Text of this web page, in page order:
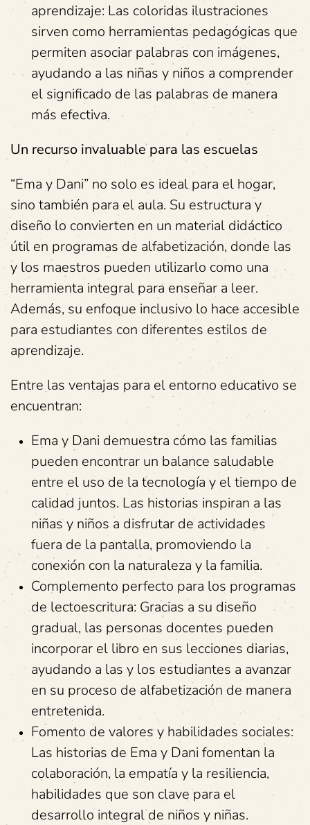
aprendizaje: Las coloridas ilustraciones
sirven como herramientas pedagógicas que
permiten asociar palabras con imágenes,
ayudando a las niñas y niños a comprender
el significado de las palabras de manera
más efectiva.
Un recurso invaluable para las escuelas
“Ema y Dani” no solo es ideal para el hogar,
sino también para el aula. Su estructura y
diseño lo convierten en un material didáctico
útil en programas de alfabetización, donde las
y los maestros pueden utilizarlo como una
herramienta integral para enseñar a leer.
Además, su enfoque inclusivo lo hace accesible
para estudiantes con diferentes estilos de
aprendizaje.
Entre las ventajas para el entorno educativo se
encuentran:
Ema y Dani demuestra cómo las familias
pueden encontrar un balance saludable
entre el uso de la tecnología y el tiempo de
calidad juntos. Las historias inspiran a las
niñas y niños a disfrutar de actividades
fuera de la pantalla, promoviendo la
conexión con la naturaleza y la familia.
Complemento perfecto para los programas
de lectoescritura: Gracias a su diseño
gradual, las personas docentes pueden
incorporar el libro en sus lecciones diarias,
ayudando a las y los estudiantes a avanzar
en su proceso de alfabetización de manera
entretenida.
Fomento de valores y habilidades sociales:
Las historias de Ema y Dani fomentan la
colaboración, la empatía y la resiliencia,
habilidades que son clave para el
desarrollo integral de niños y niñas.